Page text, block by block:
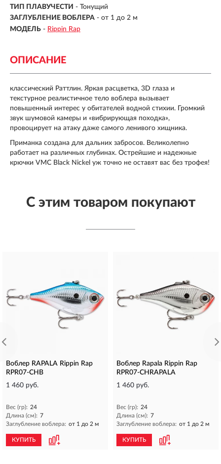
ТИП ПЛАВУЧЕСТИ - Тонущий
ЗАГЛУБЛЕНИЕ ВОБЛЕРА - от 1 до 2 м
МОДЕЛЬ - Rippin Rap
ОПИСАНИЕ
классический Раттлин. Яркая расцветка, 3D глаза и
текстурное реалистичное тело воблера вызывает
повышенный интерес у обитателей водной стихии. Громкий
звук шумовой камеры и «вибрирующая походка»,
провоцирует на атаку даже самого ленивого хищника.
Приманка создана для дальних забросов. Великолепно
работает на различных глубинах. Острейшие и надежные
крючки VMC Black Nickel уж точно не оставят вас без трофея!
С этим товаром покупают
Воблер RAPALA Rippin Rap
RPR07-CHB
1 460 руб.
Вес (гр): 24
Длина (см): 7
Заглубление воблера: от 1 до 2 м
КУПИТЬ
Воблер Rapala Rippin Rap
RPR07-CHRAPALA
1 460 руб.
Вес (гр): 24
Длина (см): 7
Заглубление воблера: от 1 до 2 м
КУПИТЬ